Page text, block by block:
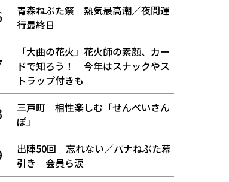
青森ねぶた祭 熱気最高潮／夜間運
行最終日
「大曲の花火」花火師の素顔、カー
ドで知ろう！ 今年はスナックやス
トラップ付きも
三戸町 相性楽しむ「せんべいさん
ぽ」
出陣50回 忘れない／パナねぶた幕
引き 会員ら涙